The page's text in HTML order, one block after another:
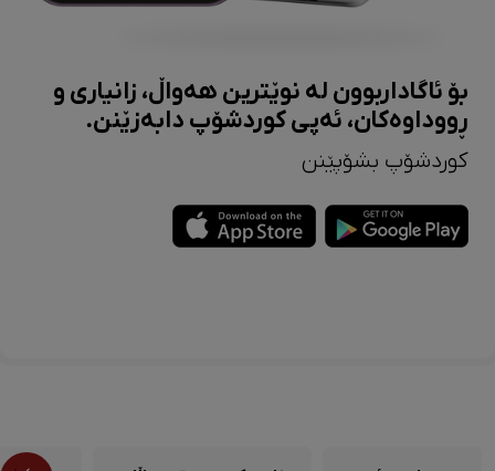
بۆ ئاگاداربوون لە نوێترین هەواڵ، زانیاری و
ڕووداوەکان، ئەپی کوردشۆپ دابەزێنن.
کوردشۆپ بشۆپێنن